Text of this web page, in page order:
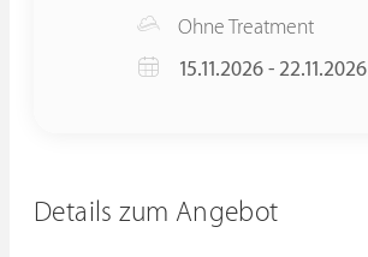
Ohne Treatment
15.11.2026 - 22.11.2026
Details zum Angebot